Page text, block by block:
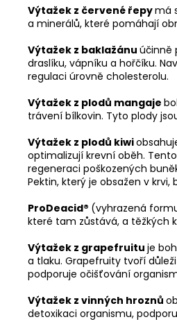
Výtažek z červené řepymá
a minerálů, které pomáhají
Výtažek z baklažánu účinně
draslíku, vápníku a hořčíku.
regulaci úrovně cholesterolu.
Výtažek z plodů mangaje
trávení bílkovin. Tyto plody
Výtažek z plodů kiwi
optimalizují krevní oběh.
regeneraci poškozených
Pektin, který je obsažen v
ProDeacid® (vyhrazená
které tam zůstává, a těžkých
Výtažek z grapefruitu je
a tlaku. Grapefruity tvoří
podporuje očišťování
Výtažek z vinných hroznů
detoxikaci organismu,